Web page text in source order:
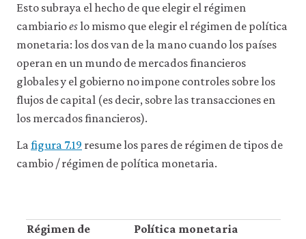
Esto subraya el hecho de que elegir el régimen
cambiarioeslo mismo que elegir el régimen de política
monetaria: los dos van de la mano cuando los países
operan en un mundo de mercados financieros
globales y el gobierno no impone controles sobre los
flujos de capital (es decir, sobre las transacciones en
los mercados financieros).
La figura 7.19 resume los pares de régimen de tipos de
cambio / régimen de política monetaria.
Régimen de
Política monetaria